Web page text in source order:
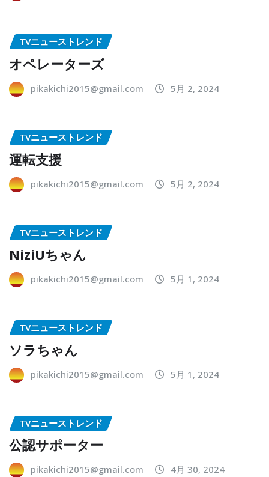
TVニューストレンド
オペレーターズ
pikakichi2015@gmail.com 5月 2, 2024
TVニューストレンド
運転支援
pikakichi2015@gmail.com 5月 2, 2024
TVニューストレンド
NiziUちゃん
pikakichi2015@gmail.com 5月 1, 2024
TVニューストレンド
ソラちゃん
pikakichi2015@gmail.com 5月 1, 2024
TVニューストレンド
公認サポーター
pikakichi2015@gmail.com 4月 30, 2024